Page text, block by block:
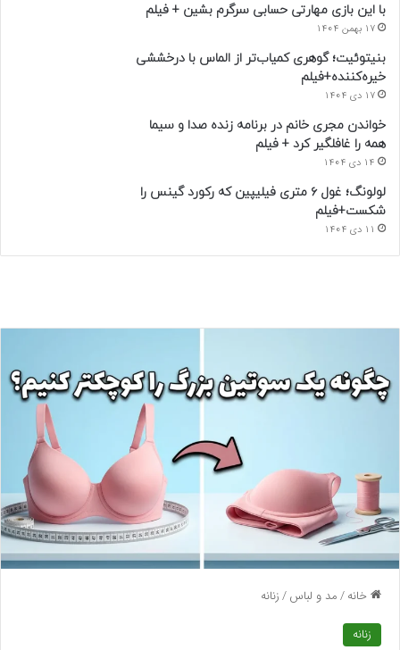
با این بازی مهارتی حسابی سرگرم بشین + فیلم
17 بهمن 1404
بنیتوئیت؛ گوهری کمیاب‌تر از الماس با درخششی
خیره‌کننده+فیلم
17 دی 1404
خواندن مجری خانم در برنامه زنده صدا و سیما
همه را غافلگیر کرد + فیلم
14 دی 1404
لولونگ؛ غول ۶ متری فیلیپین که رکورد گینس را
شکست+فیلم
11 دی 1404